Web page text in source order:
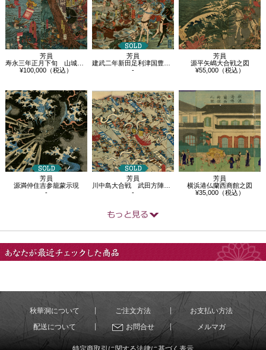
芳員
寿永三年正月下旬 山城国宇治川合戦図
¥100,000（税込）
芳員
建武二年新田足利津国豊嶋合戦
-
芳員
源平矢嶋大合戦之図
¥55,000（税込）
芳員
源満仲住吉参籠蒙示現
-
芳員
川中島大合戦 武田方陣押之圖
-
芳員
横浜港仏蘭西商館之図
¥35,000（税込）
秋華洞について ご注文方法
お支払い方法
配送について
お問合せ メルマガ